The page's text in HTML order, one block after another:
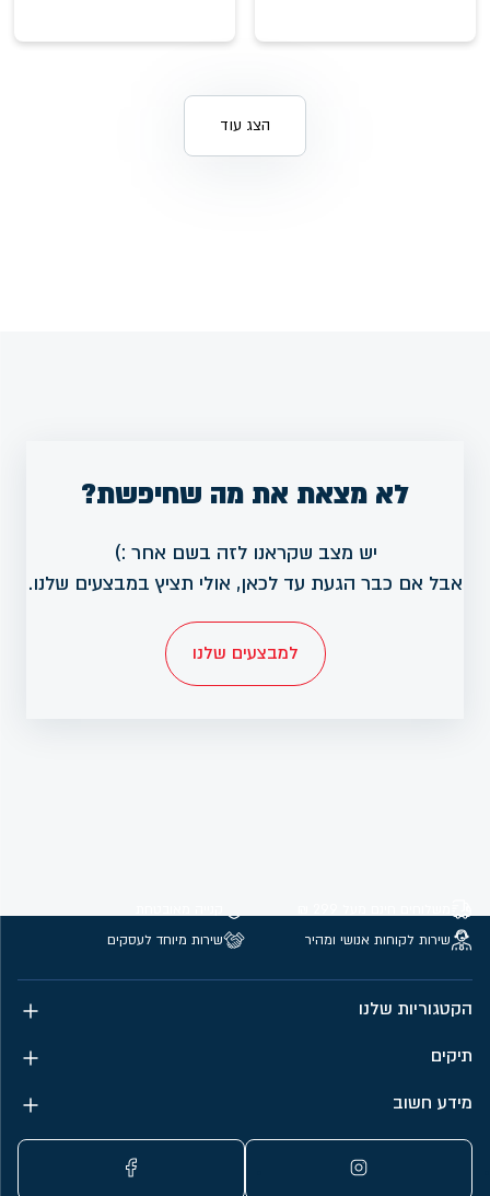
הצג עוד
לא מצאת את מה שחיפשת?
יש מצב שקראנו לזה בשם אחר :)
אבל אם כבר הגעת עד לכאן, אולי תציץ במבצעים שלנו.
למבצעים שלנו
שירות לקוחות אנושי ומהיר
שירות מיוחד לעסקים
הקטגוריות שלנו
תיקים
מידע חשוב